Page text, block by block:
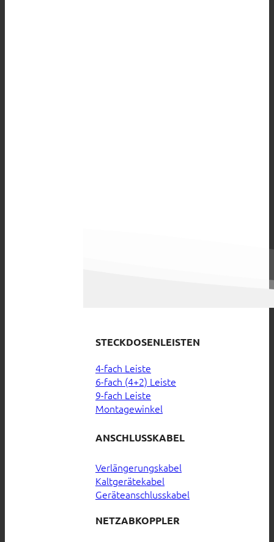
STECKDOSENLEISTEN
4-fach Leiste
6-fach (4+2) Leiste
9-fach Leiste
Montagewinkel
ANSCHLUSSKABEL
Verlängerungskabel
Kaltgerätekabel
Geräteanschlusskabel
NETZABKOPPLER